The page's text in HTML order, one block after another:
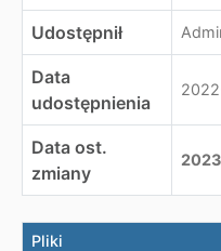
Udostępnił
Data
udostępnienia
Data ost.
zmiany
Pliki